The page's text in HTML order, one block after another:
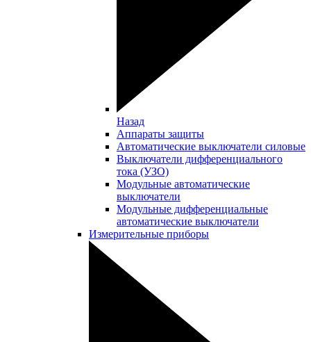
Назад
Аппараты защиты
Автоматические выключатели силовые
Выключатели дифференциального
тока (УЗО)
Модульные автоматические
выключатели
Модульные дифференциальные
автоматические выключатели
Измерительные приборы